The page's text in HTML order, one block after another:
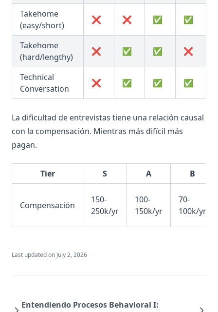
Takehome
(easy/short)
❌ ❌ ✅ ✅
Takehome
(hard/lengthy)
❌ ✅ ✅ ❌
Technical
Conversation
❌ ✅ ✅ ✅
La dificultad de entrevistas tiene una relación causal
con la compensación. Mientras más difícil más
pagan.
Tier S A B
Compensación
150-
250k/yr
100-
150k/yr
70-
100k/yr
Last updated on July 2, 2026
Entendiendo Procesos Behavioral I: